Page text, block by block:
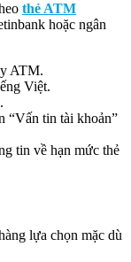
thẻ ATM
hoặc ngân
ATM.
Việt.
“Vấn tin tài khoản”
tin về hạn mức thẻ
lựa chọn mặc dù